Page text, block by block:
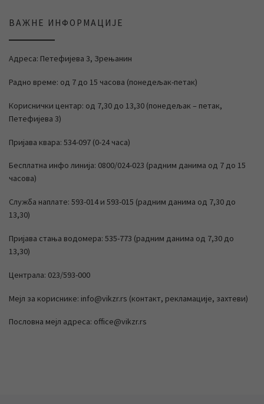
ВАЖНЕ ИНФОРМАЦИЈЕ
Адреса: Петефијева 3, Зрењанин
Радно време: од 7 до 15 часова (понедељак-петак)
Кориснички центар: од 7,30 до 13,30 (понедељак – петак,
Петефијева 3)
Пријава квара: 534-097 (0-24 часа)
Бесплатна инфо линија: 0800/024-023 (радним данима од 7 до 15
часова)
Служба наплате: 593-014 и 593-015 (радним данима од 7,30 до
13,30)
Пријава стања водомера: 535-773 (радним данима од 7,30 до
13,30)
Централа: 023/593-000
Мејл за кориснике: info@vikzr.rs (контакт, рекламације, захтеви)
Пословна мејл адреса: office@vikzr.rs